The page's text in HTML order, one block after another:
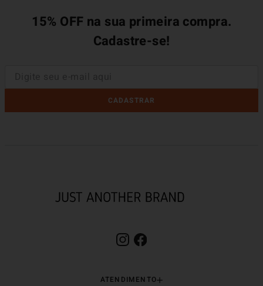
15% OFF na sua primeira compra.
Cadastre-se!
CADASTRAR
ATENDIMENTO